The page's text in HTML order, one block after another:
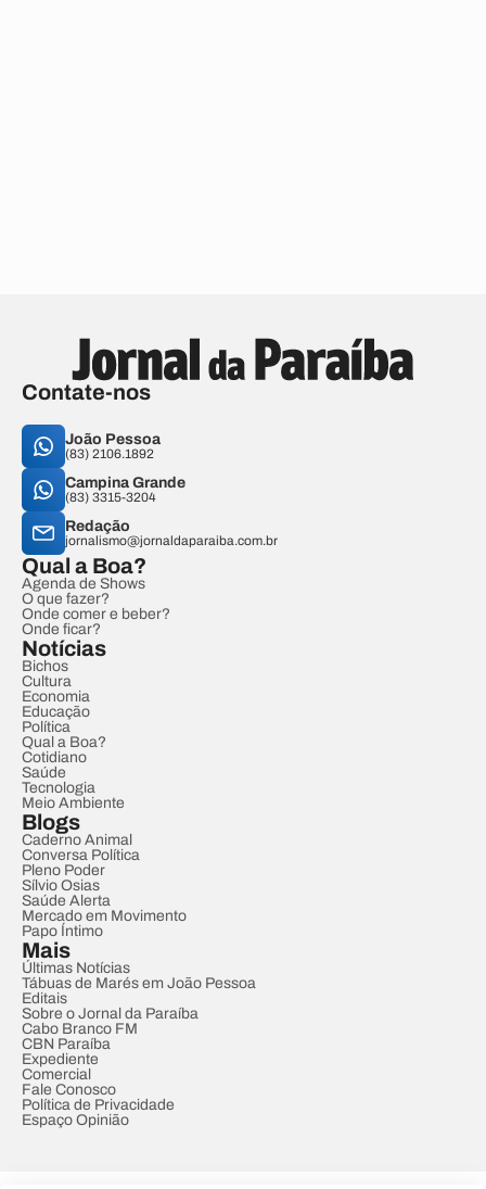
Contate-nos
João Pessoa
(83) 2106.1892
Campina Grande
(83) 3315-3204
Redação
jornalismo@jornaldaparaiba.com.br
Qual a Boa?
Agenda de Shows
O que fazer?
Onde comer e beber?
Onde ficar?
Notícias
Bichos
Cultura
Economia
Educação
Política
Qual a Boa?
Cotidiano
Saúde
Tecnologia
Meio Ambiente
Blogs
Caderno Animal
Conversa Política
Pleno Poder
Sílvio Osias
Saúde Alerta
Mercado em Movimento
Papo Íntimo
Mais
Últimas Notícias
Tábuas de Marés em João Pessoa
Editais
Sobre o Jornal da Paraíba
Cabo Branco FM
CBN Paraíba
Expediente
Comercial
Fale Conosco
Política de Privacidade
Espaço Opinião